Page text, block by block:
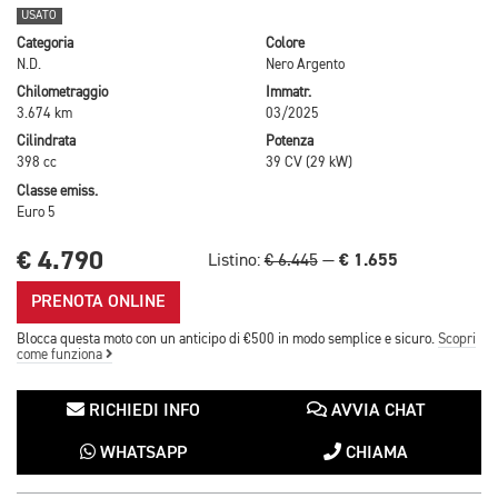
USATO
Categoria
N.D.
Colore
Nero Argento
Chilometraggio
3.674 km
Immatr.
03/2025
Cilindrata
398 cc
Potenza
39 CV (29 kW)
Classe emiss.
Euro 5
€ 4.790 Listino:€ 6.445 — € 1.655
PRENOTA ONLINE
Blocca questa moto con un anticipo di €500 in modo semplice e sicuro. Scopri
come funziona
RICHIEDI INFO AVVIA CHAT
WHATSAPP CHIAMA